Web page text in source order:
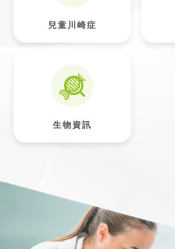
兒童川崎症
生物資訊